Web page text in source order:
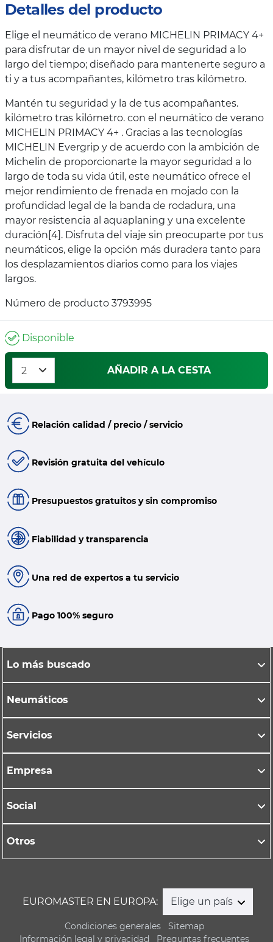
Detalles del producto
Elige el neumático de verano MICHELIN PRIMACY 4+
para disfrutar de un mayor nivel de seguridad a lo
largo del tiempo; diseñado para mantenerte seguro a
ti y a tus acompañantes, kilómetro tras kilómetro.
Mantén tu seguridad y la de tus acompañantes.
kilómetro tras kilómetro. con el neumático de verano
MICHELIN PRIMACY 4+ . Gracias a las tecnologías
MICHELIN Evergrip y de acuerdo con la ambición de
Michelin de proporcionarte la mayor seguridad a lo
largo de toda su vida útil, este neumático ofrece el
mejor rendimiento de frenada en mojado con la
profundidad legal de la banda de rodadura, una
mayor resistencia al aquaplaning y una excelente
duración[4]. Disfruta del viaje sin preocuparte por tus
neumáticos, elige la opción más duradera tanto para
los desplazamientos diarios como para los viajes
largos.
Número de producto 3793995
Disponible
AÑADIR A LA CESTA
Relación calidad / precio / servicio
Revisión gratuita del vehículo
Presupuestos gratuitos y sin compromiso
Fiabilidad y transparencia
Una red de expertos a tu servicio
Pago 100% seguro
Lo más buscado
Neumáticos
Servicios
Empresa
Social
Otros
EUROMASTER EN EUROPA: Elige un país
Condiciones generales
Sitemap
Información legal y privacidad
Preguntas frecuentes